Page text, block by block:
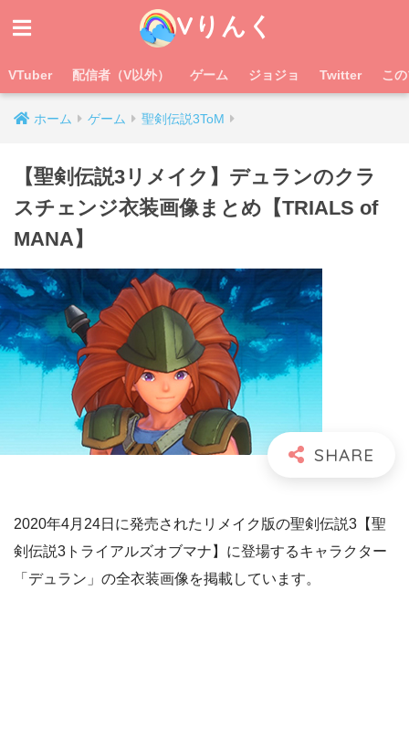
Vりんく
VTuber 配信者（V以外） ゲーム ジョジョ Twitter こ
ホーム ゲーム 聖剣伝説3ToM
【聖剣伝説3リメイク】デュランのクラ
スチェンジ衣装画像まとめ【TRIALS of
MANA】
2020年4月24日に発売されたリメイク版の聖剣伝説3【聖
剣伝説3トライアルズオブマナ】に登場するキャラクター
「デュラン」の全衣装画像を掲載しています。